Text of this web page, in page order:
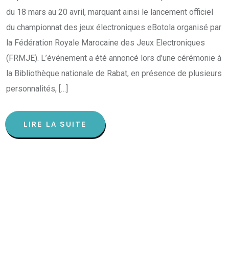
du 18 mars au 20 avril, marquant ainsi le lancement officiel
du championnat des jeux électroniques eBotola organisé par
la Fédération Royale Marocaine des Jeux Electroniques
(FRMJE). L’événement a été annoncé lors d’une cérémonie à
la Bibliothèque nationale de Rabat, en présence de plusieurs
personnalités, […]
LIRE LA SUITE